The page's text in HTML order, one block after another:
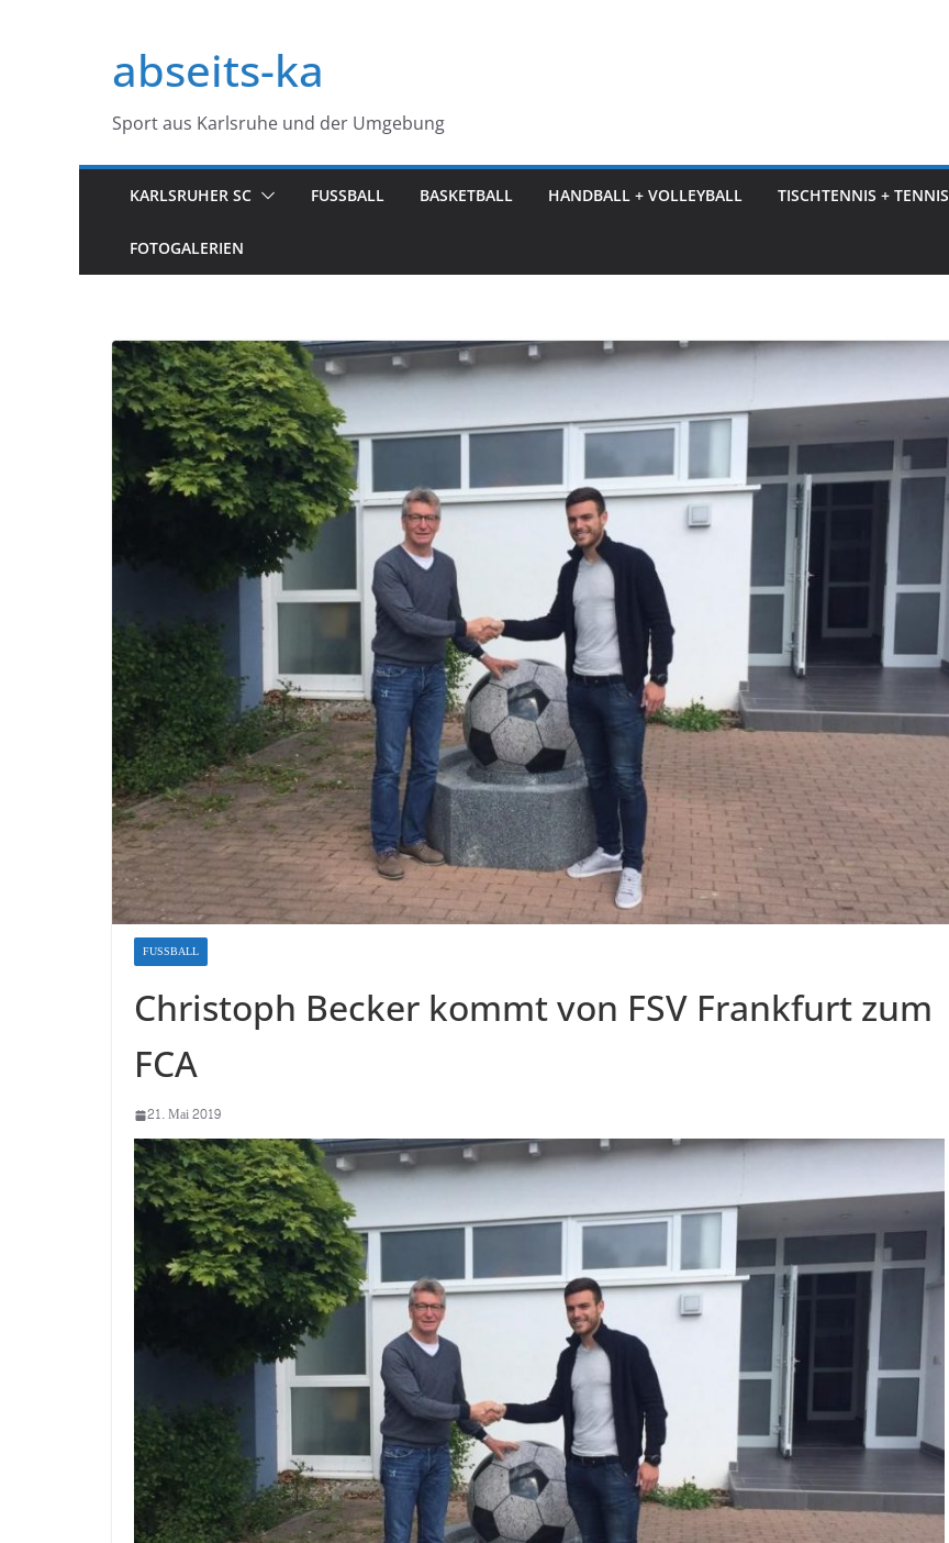
springenabseits-ka
Sport aus Karlsruhe und der Umgebung
KARLSRUHER SC FUSSBALL BASKETBALL HANDBALL + VOLLEYBALL TISCHTENNIS + TENNIS
FOTOGALERIEN
FUSSBALL
Christoph Becker kommt von FSV Frankfurt zum
FCA
21. Mai 2019